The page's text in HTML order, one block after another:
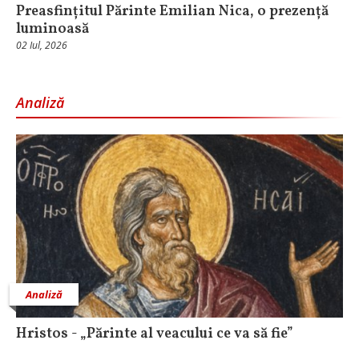
Preasfințitul Părinte Emilian Nica, o prezență
luminoasă
02 Iul, 2026
Analiză
Analiză
Hristos - „Părinte al veacului ce va să fie”